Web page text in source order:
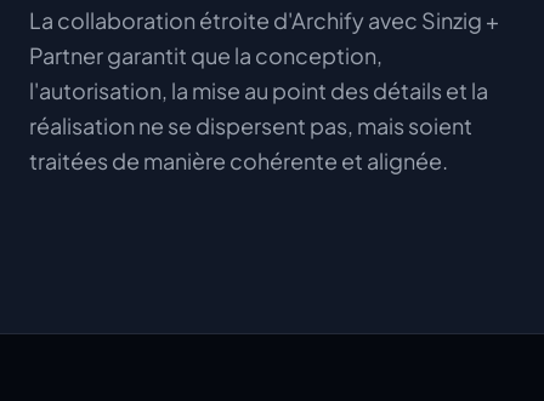
La collaboration étroite d'Archify avec Sinzig +
Partner garantit que la conception,
l'autorisation, la mise au point des détails et la
réalisation ne se dispersent pas, mais soient
traitées de manière cohérente et alignée.